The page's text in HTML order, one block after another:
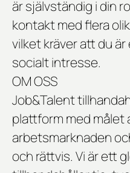
är självständig i din
kontakt med flera
vilket kräver att du
socialt intresse.
OM OSS
Job&Talent
plattform med målet
arbetsmarknaden
och rättvis. Vi är ett